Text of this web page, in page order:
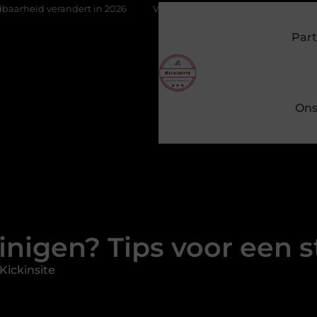
2026 Van het Oude Dorp tot de Gouden Driehoek: welke
Tips voor een